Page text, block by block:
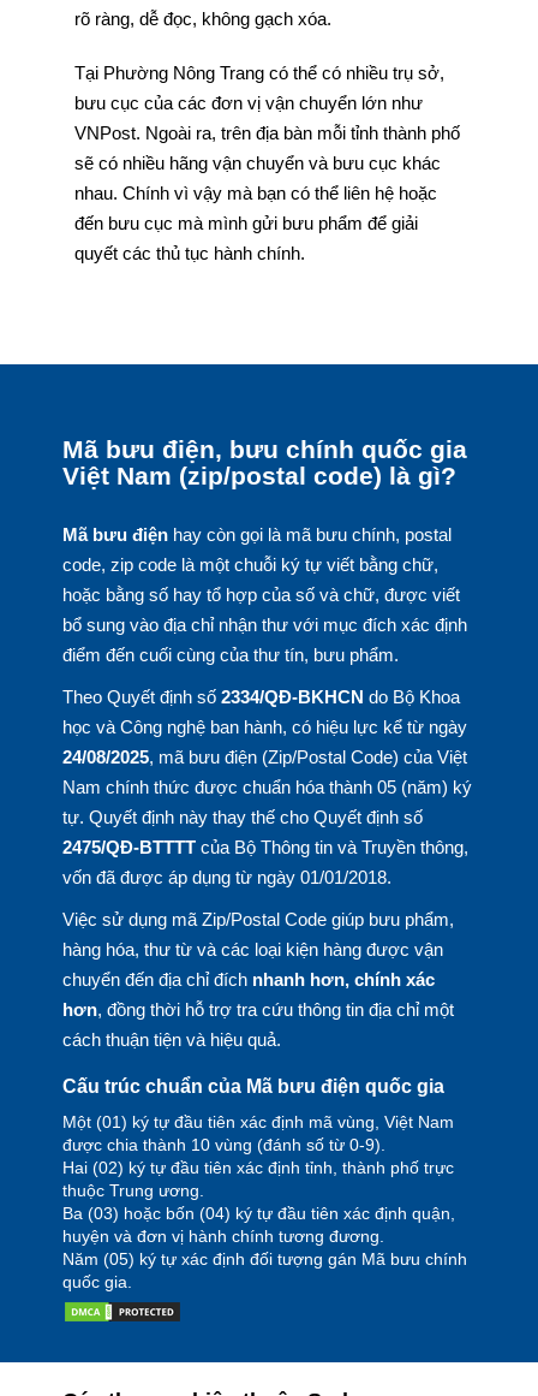
rõ ràng, dễ đọc, không gạch xóa.
Tại Phường Nông Trang có thể có nhiều trụ sở,
bưu cục của các đơn vị vận chuyển lớn như
VNPost. Ngoài ra, trên địa bàn mỗi tỉnh thành phố
sẽ có nhiều hãng vận chuyển và bưu cục khác
nhau. Chính vì vậy mà bạn có thể liên hệ hoặc
đến bưu cục mà mình gửi bưu phẩm để giải
quyết các thủ tục hành chính.
Mã bưu điện, bưu chính quốc gia
Việt Nam (zip/postal code) là gì?
Mã bưu điệnhay còn gọi là mã bưu chính, postal
code, zip code là một chuỗi ký tự viết bằng chữ,
hoặc bằng số hay tổ hợp của số và chữ, được viết
bổ sung vào địa chỉ nhận thư với mục đích xác định
điểm đến cuối cùng của thư tín, bưu phẩm.
Theo Quyết định số 2334/QĐ-BKHCN do Bộ Khoa
học và Công nghệ ban hành, có hiệu lực kể từ ngày
24/08/2025, mã bưu điện (Zip/Postal Code) của Việt
Nam chính thức được chuẩn hóa thành 05 (năm) ký
tự. Quyết định này thay thế cho Quyết định số
2475/QĐ-BTTTTcủa Bộ Thông tin và Truyền thông,
vốn đã được áp dụng từ ngày 01/01/2018.
Việc sử dụng mã Zip/Postal Code giúp bưu phẩm,
hàng hóa, thư từ và các loại kiện hàng được vận
chuyển đến địa chỉ đích nhanh hơn, chính xác
hơn, đồng thời hỗ trợ tra cứu thông tin địa chỉ một
cách thuận tiện và hiệu quả.
Cấu trúc chuẩn của Mã bưu điện quốc gia
Một (01) ký tự đầu tiên xác định mã vùng, Việt Nam
được chia thành 10 vùng (đánh số từ 0-9).
Hai (02) ký tự đầu tiên xác định tỉnh, thành phố trực
thuộc Trung ương.
Ba (03) hoặc bốn (04) ký tự đầu tiên xác định quận,
huyện và đơn vị hành chính tương đương.
Năm (05) ký tự xác định đối tượng gán Mã bưu chính
quốc gia.